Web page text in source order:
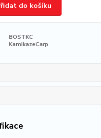
do košíku
BOSTKC
KamikazeCarp